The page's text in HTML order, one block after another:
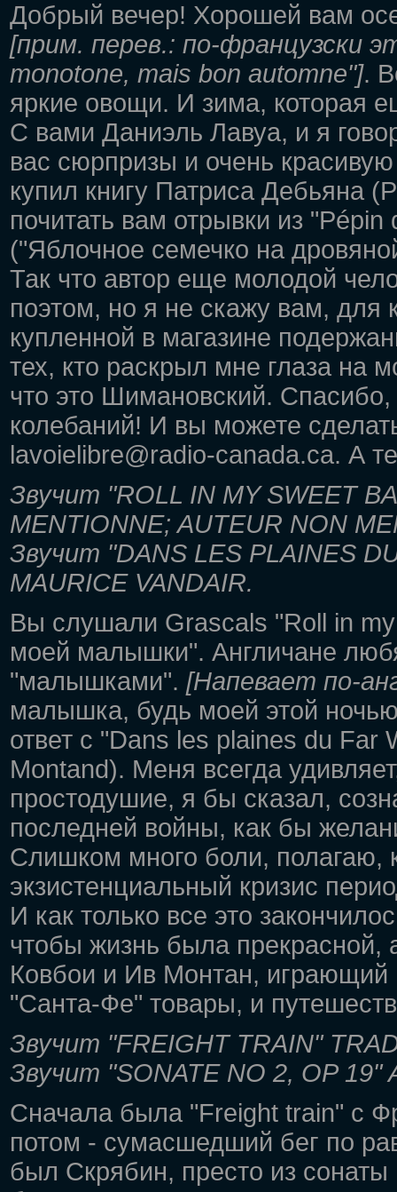
Добрый вечер! Хорошей вам
[прим. перев.: по-французски
monotone, mais bon automne"].
яркие овощи. И зима, которая
С вами Даниэль Лавуа, и я
вас сюрпризы и очень
купил книгу Патриса Дебьяна
почитать вам отрывки из
("Яблочное семечко на
Так что автор еще молодой
поэтом, но я не скажу вам, для
купленной в магазине
тех, кто раскрыл мне глаза на
что это Шимановский.
колебаний! И вы можете
lavoielibre@radio-canada.ca. А
Звучит "ROLL IN MY SWEET
MENTIONNE; AUTEUR NON
Звучит "DANS LES PLAINES
MAURICE VANDAIR.
Вы слушали Grascals "Roll in
моей малышки". Англичане
"малышками". [Напевает по-
малышка, будь моей этой
ответ с "Dans les plaines du
Montand). Меня всегда
простодушие, я бы сказал,
последней войны, как бы
Слишком много боли, полагаю,
экзистенциальный кризис
И как только все это
чтобы жизнь была
Ковбои и Ив Монтан, играющий
"Санта-Фе" товары, и
Звучит "FREIGHT TRAIN"
Звучит "SONATE NO 2, OP 19"
Сначала была "Freight train" с
потом - сумасшедший бег по
был Скрябин, престо из